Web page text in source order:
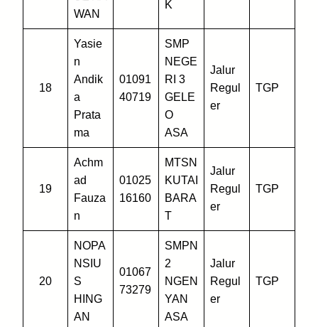
WAN
K
18
Yasie
n
Andik
a
Prata
ma
01091
40719
SMP
NEGE
RI 3
GELE
O
ASA
Jalur
Regul
er
TGP
19
Achm
ad
Fauza
n
01025
16160
MTSN
KUTAI
BARA
T
Jalur
Regul
er
TGP
20
NOPA
NSIU
S
HING
AN
01067
73279
SMPN
2
NGEN
YAN
ASA
Jalur
Regul
er
TGP